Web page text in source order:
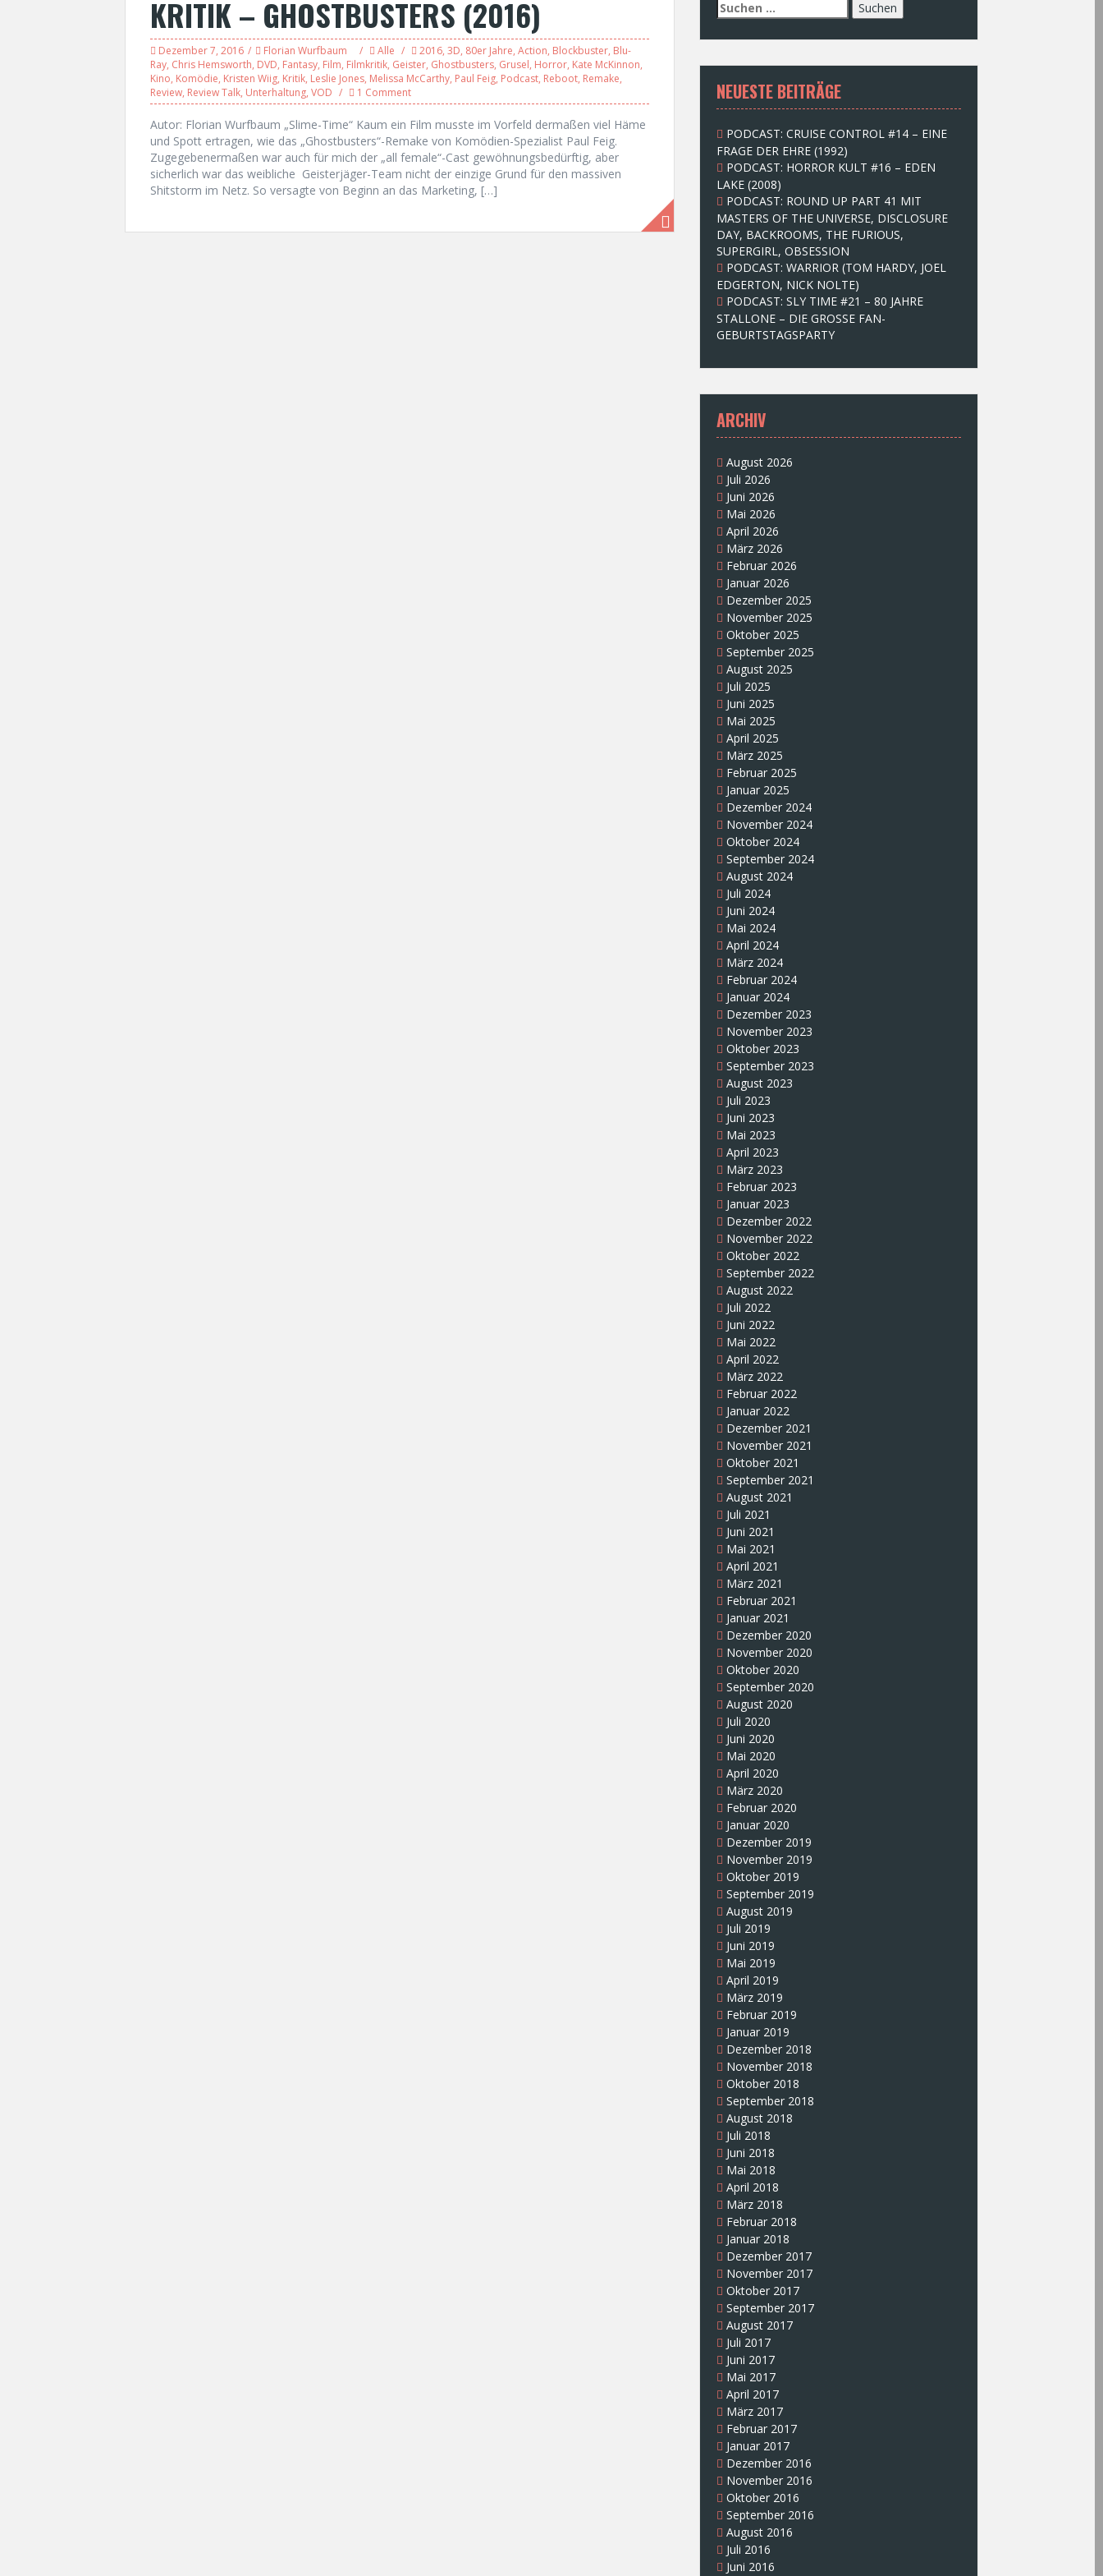
KRITIK – GHOSTBUSTERS (2016)
Dezember 7, 2016 Florian Wurfbaum Alle 2016, 3D, 80er Jahre, Action, Blockbuster, Blu-
Ray, Chris Hemsworth, DVD, Fantasy, Film, Filmkritik, Geister, Ghostbusters, Grusel, Horror, Kate McKinnon,
Kino, Komödie, Kristen Wiig, Kritik, Leslie Jones, Melissa McCarthy, Paul Feig, Podcast, Reboot, Remake,
Review, Review Talk, Unterhaltung, VOD 1 Comment
Autor: Florian Wurfbaum „Slime-Time“ Kaum ein Film musste im Vorfeld dermaßen viel Häme
und Spott ertragen, wie das „Ghostbusters“-Remake von Komödien-Spezialist Paul Feig.
Zugegebenermaßen war auch für mich der „all female“-Cast gewöhnungsbedürftig, aber
sicherlich war das weibliche Geisterjäger-Team nicht der einzige Grund für den massiven
Shitstorm im Netz. So versagte von Beginn an das Marketing, […]
S
u
c
e
n
n
c
h
:
NEUESTE BEITRÄGE
PODCAST: CRUISE CONTROL #14 – EINE
FRAGE DER EHRE (1992)
PODCAST: HORROR KULT #16 – EDEN
LAKE (2008)
PODCAST: ROUND UP PART 41 MIT
MASTERS OF THE UNIVERSE, DISCLOSURE
DAY, BACKROOMS, THE FURIOUS,
SUPERGIRL, OBSESSION
PODCAST: WARRIOR (TOM HARDY, JOEL
EDGERTON, NICK NOLTE)
PODCAST: SLY TIME #21 – 80 JAHRE
STALLONE – DIE GROSSE FAN-
GEBURTSTAGSPARTY
ARCHIV
August 2026
Juli 2026
Juni 2026
Mai 2026
April 2026
März 2026
Februar 2026
Januar 2026
Dezember 2025
November 2025
Oktober 2025
September 2025
August 2025
Juli 2025
Juni 2025
Mai 2025
April 2025
März 2025
Februar 2025
Januar 2025
Dezember 2024
November 2024
Oktober 2024
September 2024
August 2024
Juli 2024
Juni 2024
Mai 2024
April 2024
März 2024
Februar 2024
Januar 2024
Dezember 2023
November 2023
Oktober 2023
September 2023
August 2023
Juli 2023
Juni 2023
Mai 2023
April 2023
März 2023
Februar 2023
Januar 2023
Dezember 2022
November 2022
Oktober 2022
September 2022
August 2022
Juli 2022
Juni 2022
Mai 2022
April 2022
März 2022
Februar 2022
Januar 2022
Dezember 2021
November 2021
Oktober 2021
September 2021
August 2021
Juli 2021
Juni 2021
Mai 2021
April 2021
März 2021
Februar 2021
Januar 2021
Dezember 2020
November 2020
Oktober 2020
September 2020
August 2020
Juli 2020
Juni 2020
Mai 2020
April 2020
März 2020
Februar 2020
Januar 2020
Dezember 2019
November 2019
Oktober 2019
September 2019
August 2019
Juli 2019
Juni 2019
Mai 2019
April 2019
März 2019
Februar 2019
Januar 2019
Dezember 2018
November 2018
Oktober 2018
September 2018
August 2018
Juli 2018
Juni 2018
Mai 2018
April 2018
März 2018
Februar 2018
Januar 2018
Dezember 2017
November 2017
Oktober 2017
September 2017
August 2017
Juli 2017
Juni 2017
Mai 2017
April 2017
März 2017
Februar 2017
Januar 2017
Dezember 2016
November 2016
Oktober 2016
September 2016
August 2016
Juli 2016
Juni 2016